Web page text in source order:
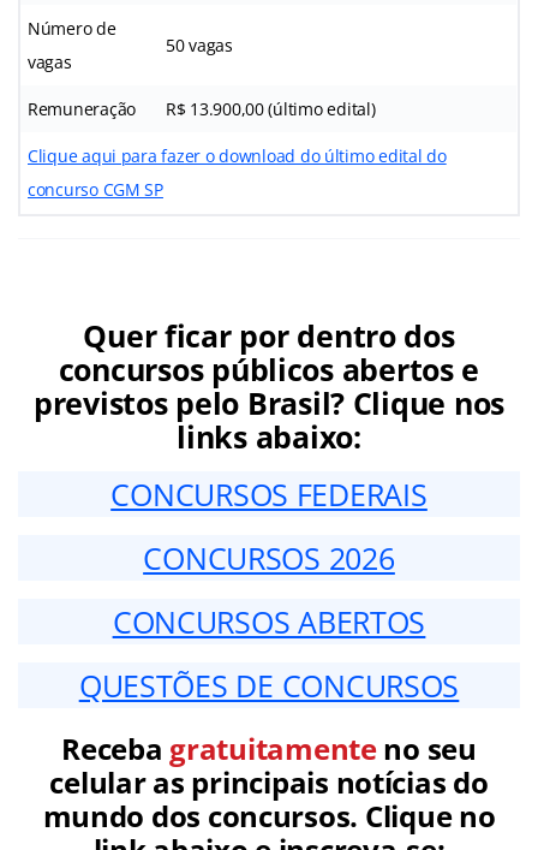
Número de
vagas
50 vagas
Remuneração R$ 13.900,00 (último edital)
Clique aqui para fazer o download do último edital do
concurso CGM SP
Quer ficar por dentro dos
concursos públicos abertos e
previstos pelo Brasil? Clique nos
links abaixo:
CONCURSOS FEDERAIS
CONCURSOS 2026
CONCURSOS ABERTOS
QUESTÕES DE CONCURSOS
Receba gratuitamenteno seu
celular as principais notícias do
mundo dos concursos. Clique no